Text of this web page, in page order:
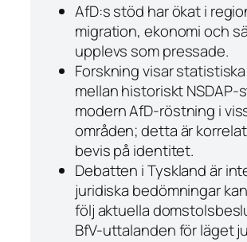
AfD:s stöd har ökat i
migration, ekonomi och
upplevs som pressade.
Forskning visar
mellan historiskt NSDAP-
modern AfD-röstning i
områden; detta är
bevis på identitet.
Debatten i Tyskland är
juridiska bedömningar
följ aktuella
BfV-uttalanden för läget